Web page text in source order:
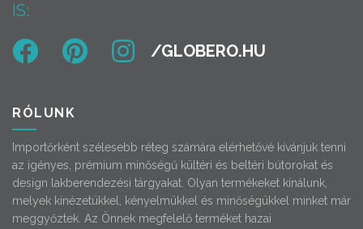
IS:
RÓLUNK
Importőrként szélesebb réteg számára elérhetővé kívánjuk tenni
az igényes, prémium minőségű kültéri és beltéri bútorokat és
design lakberendezési tárgyakat. Olyan termékeket kínálunk,
melyek kinézetükkel, kényelmükkel és minőségükkel minket már
meggyőztek. Az Önnek megfelelő terméket hazai